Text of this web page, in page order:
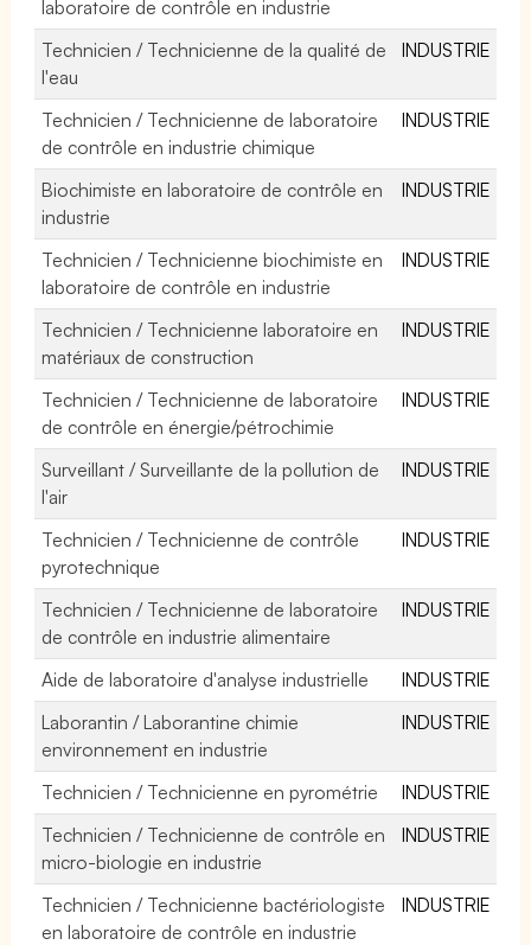
laboratoire de contrôle en industrie
Technicien / Technicienne de la qualité de
l'eau
INDUSTRIE
Technicien / Technicienne de laboratoire
de contrôle en industrie chimique
INDUSTRIE
Biochimiste en laboratoire de contrôle en
industrie
INDUSTRIE
Technicien / Technicienne biochimiste en
laboratoire de contrôle en industrie
INDUSTRIE
Technicien / Technicienne laboratoire en
matériaux de construction
INDUSTRIE
Technicien / Technicienne de laboratoire
de contrôle en énergie/pétrochimie
INDUSTRIE
Surveillant / Surveillante de la pollution de
l'air
INDUSTRIE
Technicien / Technicienne de contrôle
pyrotechnique
INDUSTRIE
Technicien / Technicienne de laboratoire
de contrôle en industrie alimentaire
INDUSTRIE
Aide de laboratoire d'analyse industrielle
INDUSTRIE
Laborantin / Laborantine chimie
environnement en industrie
INDUSTRIE
Technicien / Technicienne en pyrométrie
INDUSTRIE
Technicien / Technicienne de contrôle en
micro-biologie en industrie
INDUSTRIE
Technicien / Technicienne bactériologiste
en laboratoire de contrôle en industrie
INDUSTRIE